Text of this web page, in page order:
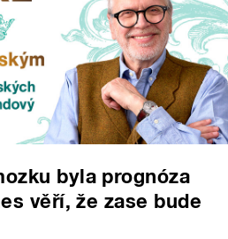
byla prognóza
věří, že zase bude